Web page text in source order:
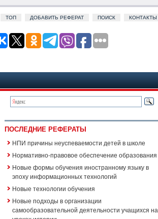
ТОП ДОБАВИТЬ РЕФЕРАТ ПОИСК КОНТАКТЫ
ПОСЛЕДНИЕ РЕФЕРАТЫ
НПИ причины неуспеваемости детей в школе
Нормативно-правовое обеспечение образования
Новые формы обучения иностранному языку в
эпоху информационных технологий
Новые технологии обучения
Новые подходы в организации
самообразовательной деятельности учащихся на